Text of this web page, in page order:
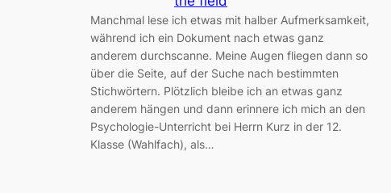
Manchmal lese ich etwas mit halber Aufmerksamkeit,
während ich ein Dokument nach etwas ganz
anderem durchscanne. Meine Augen fliegen dann so
über die Seite, auf der Suche nach bestimmten
Stichwörtern. Plötzlich bleibe ich an etwas ganz
anderem hängen und dann erinnere ich mich an den
Psychologie-Unterricht bei Herrn Kurz in der 12.
Klasse (Wahlfach), als…